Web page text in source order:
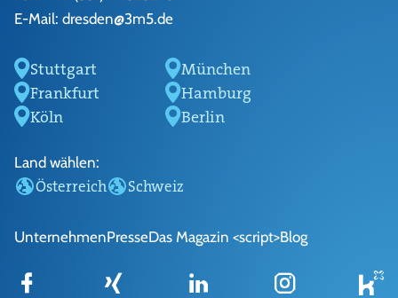
E-Mail: dresden@3m5.de
Stuttgart
München
Frankfurt
Hamburg
Köln
Berlin
Land wählen:
Österreich Schweiz
UnternehmenPresseDas Magazin <script>Blog